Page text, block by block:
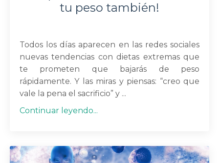
tu peso también!
Todos los días aparecen en las redes sociales
nuevas tendencias con dietas extremas que
te prometen que bajarás de peso
rápidamente. Y las miras y piensas: “creo que
vale la pena el sacrificio” y ...
Continuar leyendo...